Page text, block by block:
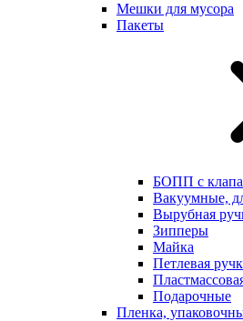
Мешки для мусора
Пакеты
БОПП с
Вакуумные,
Вырубная
Зипперы
Майка
Петлевая
Подарочные
Пленка,